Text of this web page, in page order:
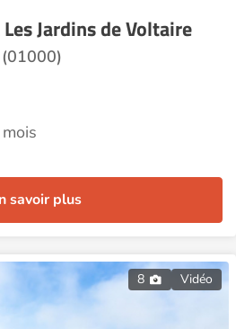
Jardins de Voltaire
savoir plus
8 Vidéo